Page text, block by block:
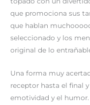
t
e
r
)
que promociona sus
que hablan
seleccionado y los
original de lo
Una forma muy
receptor hasta el final
emotividad y el